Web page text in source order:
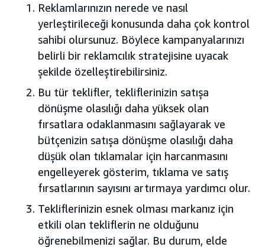
Reklamlarınızın nerede ve nasıl
yerleştirileceği konusunda daha çok kontrol
sahibi olursunuz. Böylece kampanyalarınızı
belirli bir reklamcılık stratejisine uyacak
şekilde özelleştirebilirsiniz.
Bu tür teklifler, tekliflerinizin satışa
dönüşme olasılığı daha yüksek olan
fırsatlara odaklanmasını sağlayarak ve
bütçenizin satışa dönüşme olasılığı daha
düşük olan tıklamalar için harcanmasını
engelleyerek gösterim, tıklama ve satış
fırsatlarının sayısını artırmaya yardımcı olur.
Tekliflerinizin esnek olması markanız için
etkili olan tekliflerin ne olduğunu
öğrenebilmenizi sağlar. Bu durum, elde